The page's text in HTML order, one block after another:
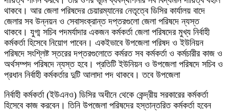
থাকবে। আর জেলা পরিষদের চেয়ারম্যানের নেতৃত্বে ডিসির কার্যালয় বাদে
জেলার সব উন্নয়ন ও সেবাসংক্রান্ত দপ্তরগুলো জেলা পরিষদে ন্যস্ত
থাকবে। যুগ্ম সচিব পদমর্যাদার একজন কর্মকর্তা জেলা পরিষদের মুখ্য নির্বাহী
কর্মকর্তা হিসেবে নিয়োগ পাবেন। একইভাবে উপজেলা পরিষদ ও ইউনিয়ন
পরিষদে সংশ্লিষ্ট স্তরের দপ্তরগুলোতে কর্মরত সব কর্মকর্তা ও কর্মচারীর কাজ ও
অর্থসম্পদ পরিষদে ন্যস্ত হবে। প্রতিটি ইউনিয়ন ও উপজেলা পরিষদে সচিব ও
প্রধান নির্বাহী কর্মকর্তার দুটি আলাদা পদ থাকবে। তবে উপজেলা
নির্বাহী কর্মকর্তা (ইউএনও) ডিসির অধীনে থেকে কেন্দ্রীয় সরকারের কর্মকর্তা
হিসেবে কাজ করবেন। তিনি উপজেলা পরিষদের হস্তান্তরিত কর্মকর্তা হবেন